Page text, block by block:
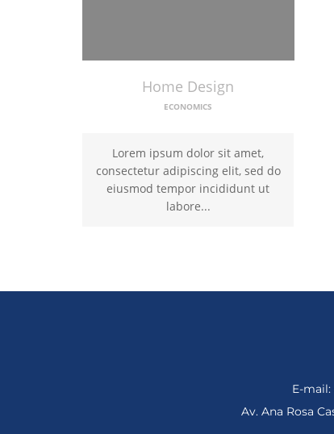
Home Design
ECONOMICS
Lorem ipsum dolor sit amet,
consectetur adipiscing elit, sed do
eiusmod tempor incididunt ut
labore...
E-
Av. Ana Rosa